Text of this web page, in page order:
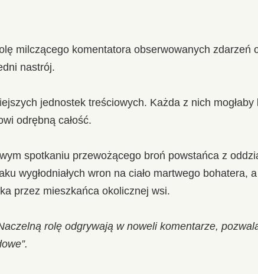
milczącego komentatora obserwowanych zdarzeń
nastrój.
jednostek treściowych. Każda z nich mogłaby
odrębną całość.
spotkaniu przewożącego broń powstańca z
wygłodniałych wron na ciało martwego bohatera,
przez mieszkańca okolicznej wsi.
rolę odgrywają w noweli komentarze,